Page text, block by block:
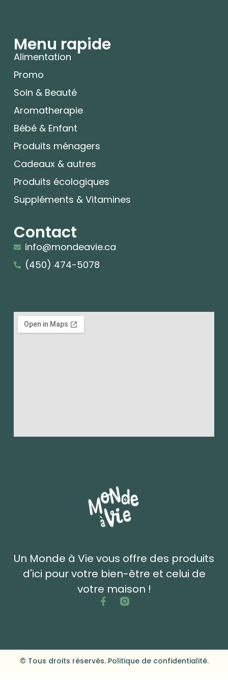
Un Monde à Vie vous offre des produits
d'ici pour votre bien-être et celui de
votre maison !
Menu rapide
Alimentation
Promo
Soin & Beauté
Aromatherapie
Bébé & Enfant
Produits ménagers
Cadeaux & autres
Produits écologiques
Suppléments & Vitamines
Contact
info@mondeavie.ca
(450) 474-5078
© Tous droits réservés. Politique de confidentialité.